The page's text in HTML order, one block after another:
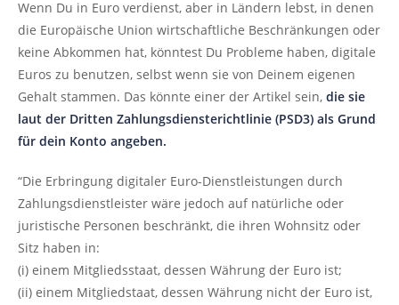
Wenn Du in Euro verdienst, aber in Ländern lebst, in denen
die Europäische Union wirtschaftliche Beschränkungen oder
keine Abkommen hat, könntest Du Probleme haben, digitale
Euros zu benutzen, selbst wenn sie von Deinem eigenen
Gehalt stammen. Das könnte einer der Artikel sein, die sie
laut der Dritten Zahlungsdiensterichtlinie (PSD3) als Grund
für dein Konto angeben.
“Die Erbringung digitaler Euro-Dienstleistungen durch
Zahlungsdienstleister wäre jedoch auf natürliche oder
juristische Personen beschränkt, die ihren Wohnsitz oder
Sitz haben in:
(i) einem Mitgliedsstaat, dessen Währung der Euro ist;
(ii) einem Mitgliedstaat, dessen Währung nicht der Euro ist,